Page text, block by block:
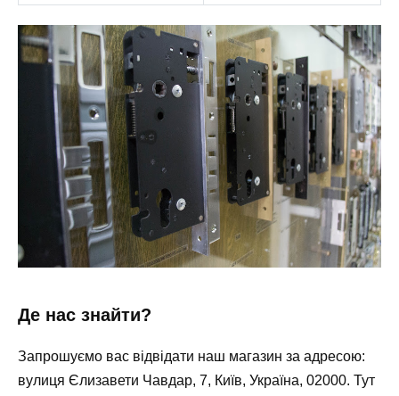
Де нас знайти?
Запрошуємо вас відвідати наш магазин за адресою:
вулиця Єлизавети Чавдар, 7, Київ, Україна, 02000. Тут